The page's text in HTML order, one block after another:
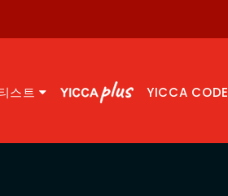
스트 YICCA CODE